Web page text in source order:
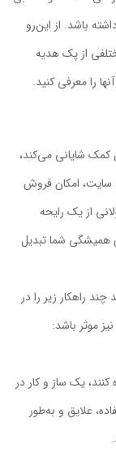
باشد. از این‌رو
از پک هدیه
را معرفی کنید.
کمک شایانی می‌کند،
سایت، امکان فروش
از یک رایحه
همیشگی شما تبدیل
راهکار زیر را در
موثر باشد:
یک ساز و کار در
علایق و به‌طور